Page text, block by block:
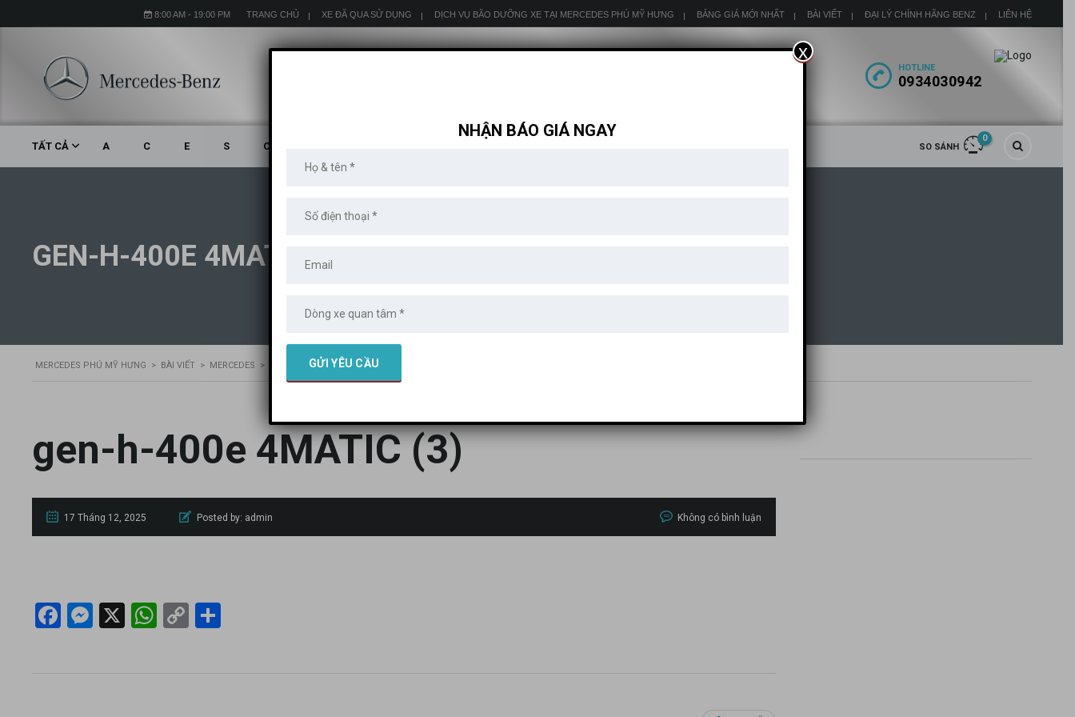
TRANG CHỦ XE ĐÃ QUA SỬ DỤNG DỊCH VỤ BÃO DƯỠNG XE TẠI MERCEDES PHÚ MỸ HƯNG BẢNG GIÁ MỚI NHẤT BÀI VIẾT ĐẠI LÝ CHÍNH HÃNG BENZ LIÊN HỆ
8:00 AM - 19:00 PM
HOTLINE
0934030942
SO SÁNH
0
TẤT CẢ A C E S CLA
GEN-H-400E 4MATIC (3)
MERCEDES PHÚ MỸ HƯNG > BÀI VIẾT > MERCEDES > GIÁ LĂN BÁNH CHÍNH THỨC MẪU XE MERCEDES GLE 400E 4MATIC
gen-h-400e 4MATIC (3)
17 Tháng 12, 2025 Posted by: admin Không có bình luận
Facebook
Messenger
X WhatsApp
CopyShare
NHẬN BÁO GIÁ NGAY
x